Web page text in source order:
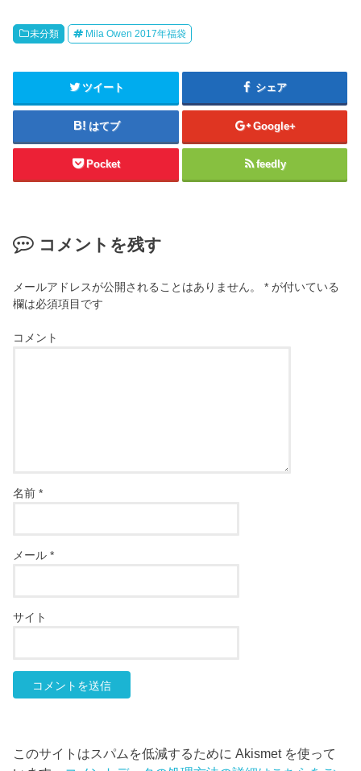
未分類 Mila Owen 2017年福袋
ツイート シェア
はてブ Google+
Pocket feedly
コメントを残す
メールアドレスが公開されることはありません。 * が付いている
欄は必須項目です
コメント
名前*
メール*
サイト
このサイトはスパムを低減するために Akismet を使って